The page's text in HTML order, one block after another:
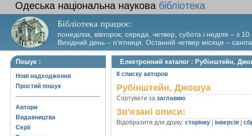
Одеська національна наукова бібліотека
Бібліотека працює:
понеділок, вівторок, середа, четвер, субота і неділя – з
Вихідний день – п’ятниця. Останній четвер місяця –
Пошук :
Нові надходження
Простий пошук
Автори
Видавництва
Серії
Електронний каталог : Рубінштейн,
К списку авторов
Рубінштейн, Джошуа
Сортувати за:заглавию
Зв'язані описи:
Відобразити для друку: сторінку інверсія